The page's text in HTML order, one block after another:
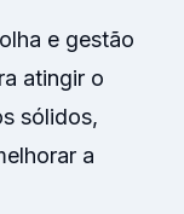
e gestão
atingir o
sólidos,
a